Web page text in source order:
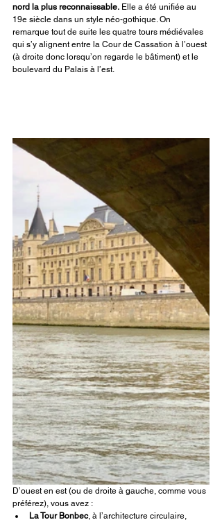
nord la plus reconnaissable. Elle a été unifiée au
19e siècle dans un style néo-gothique. On
remarque tout de suite les quatre tours médiévales
qui s’y alignent entre la Cour de Cassation à l’ouest
(à droite donc lorsqu’on regarde le bâtiment) et le
boulevard du Palais à l’est.
D’ouest en est (ou de droite à gauche, comme vous
préférez), vous avez :
La Tour Bonbec, à l’architecture circulaire,